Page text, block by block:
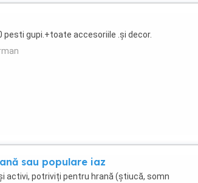
pesti gupi.+toate accesoriile .și decor.
sau populare iaz
activi, potriviți pentru hrană (știucă, somn